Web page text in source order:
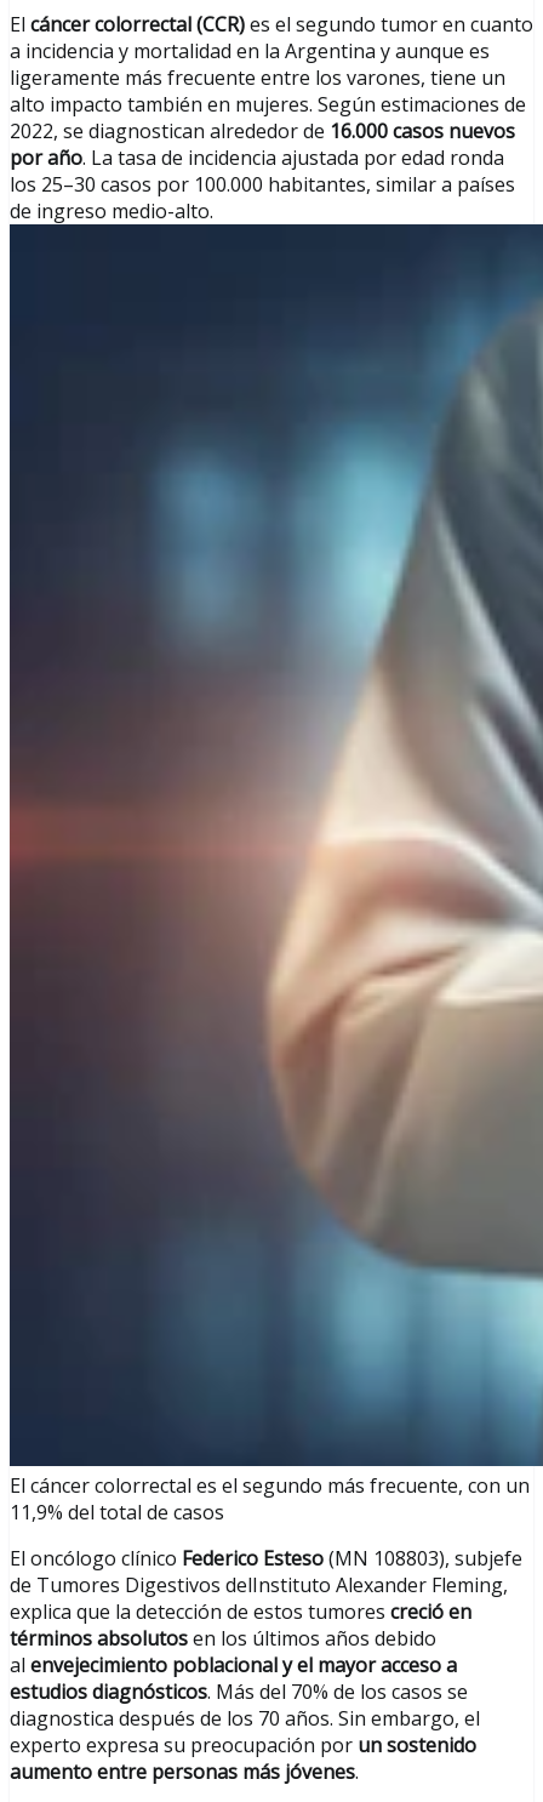
El cáncer colorrectal (CCR)es el segundo tumor en cuanto
a incidencia y mortalidad en la Argentina y aunque es
ligeramente más frecuente entre los varones, tiene un
alto impacto también en mujeres. Según estimaciones de
2022, se diagnostican alrededor de 16.000 casos nuevos
por año. La tasa de incidencia ajustada por edad ronda
los 25–30 casos por 100.000 habitantes, similar a países
de ingreso medio-alto.
El cáncer colorrectal es el segundo más frecuente, con un
11,9% del total de casos
El oncólogo clínico Federico Esteso(MN 108803), subjefe
de Tumores Digestivos delInstituto Alexander Fleming,
explica que la detección de estos tumores creció en
términos absolutosen los últimos años debido
al envejecimiento poblacional y el mayor acceso a
estudios diagnósticos. Más del 70% de los casos se
diagnostica después de los 70 años. Sin embargo, el
experto expresa su preocupación por un sostenido
aumento entre personas más jóvenes.